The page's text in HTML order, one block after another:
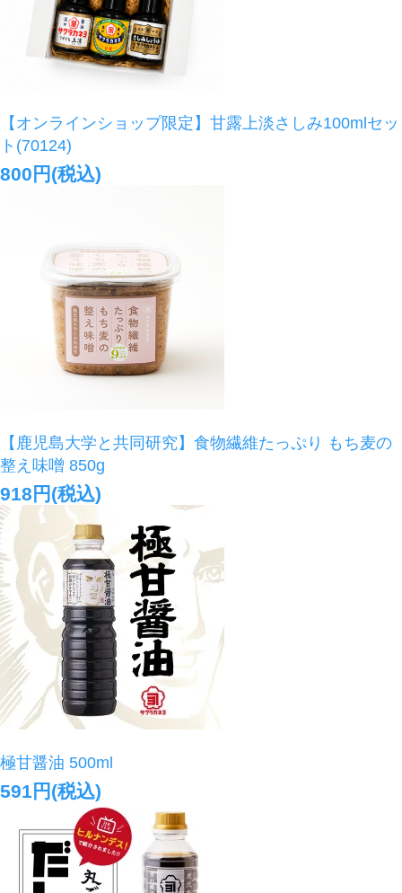
【オンラインショップ限定】甘露上淡さしみ100mlセッ
ト(70124)
800円(税込)
【鹿児島大学と共同研究】食物繊維たっぷり もち麦の
整え味噌 850g
918円(税込)
極甘醤油 500ml
591円(税込)